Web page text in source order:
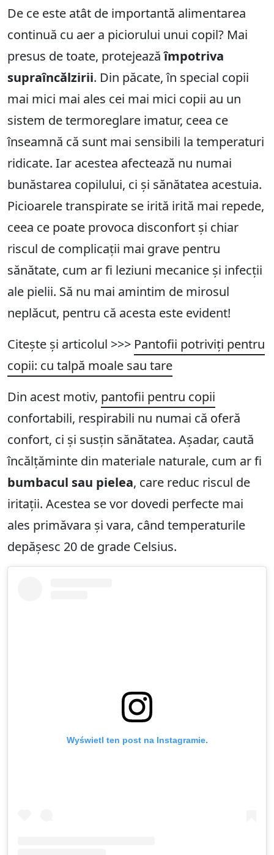
De ce este atât de importantă alimentarea
continuă cu aer a piciorului unui copil? Mai
presus de toate, protejeazăîmpotriva
supraîncălzirii. Din păcate, în special copii
mai mici mai ales cei mai mici copii au un
sistem de termoreglare imatur, ceea ce
înseamnă că sunt mai sensibili la temperaturi
ridicate. Iar acestea afectează nu numai
bunăstarea copilului, ci și sănătatea acestuia.
Picioarele transpirate se irită irită mai repede,
ceea ce poate provoca disconfort și chiar
riscul de complicații mai grave pentru
sănătate, cum ar fi leziuni mecanice și infecții
ale pielii. Să nu mai amintim de mirosul
neplăcut, pentru că acesta este evident!
Citește și articolul >>> Pantofii potriviți pentru
copii: cu talpă moale sau tare
Din acest motiv, pantofii pentru copii
confortabili, respirabili nu numai că oferă
confort, ci și susțin sănătatea. Așadar, caută
încălțăminte din materiale naturale, cum ar fi
bumbacul sau pielea, care reduc riscul de
iritații. Acestea se vor dovedi perfecte mai
ales primăvara și vara, când temperaturile
depășesc 20 de grade Celsius.
Wyświetl ten post na Instagramie.